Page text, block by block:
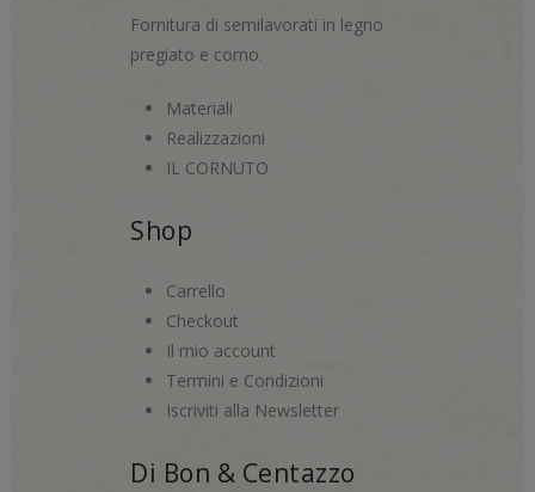
Fornitura di semilavorati in legno
pregiato e corno.
Materiali
Realizzazioni
IL CORNUTO
Shop
Carrello
Checkout
Il mio account
Termini e Condizioni
Iscriviti alla Newsletter
Di Bon & Centazzo